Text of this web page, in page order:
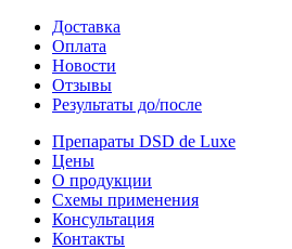
Доставка
Оплата
Новости
Отзывы
Результаты до/после
Препараты DSD de Luxe
Цены
О продукции
Схемы применения
Консультация
Контакты